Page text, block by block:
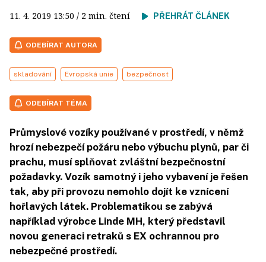
11. 4. 2019 13:50 / 2 min. čtení PŘEHRÁT ČLÁNEK
ODEBÍRAT AUTORA
skladování Evropská unie bezpečnost
ODEBÍRAT TÉMA
Průmyslové vozíky používané v prostředí, v němž
hrozí nebezpečí požáru nebo výbuchu plynů, par či
prachu, musí splňovat zvláštní bezpečnostní
požadavky. Vozík samotný i jeho vybavení je řešen
tak, aby při provozu nemohlo dojít ke vznícení
hořlavých látek. Problematikou se zabývá
například výrobce Linde MH, který představil
novou generaci retraků s EX ochrannou pro
nebezpečné prostředí.